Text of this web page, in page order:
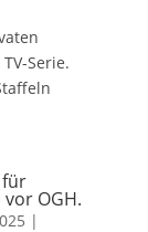
Serie.
für
OGH.
|